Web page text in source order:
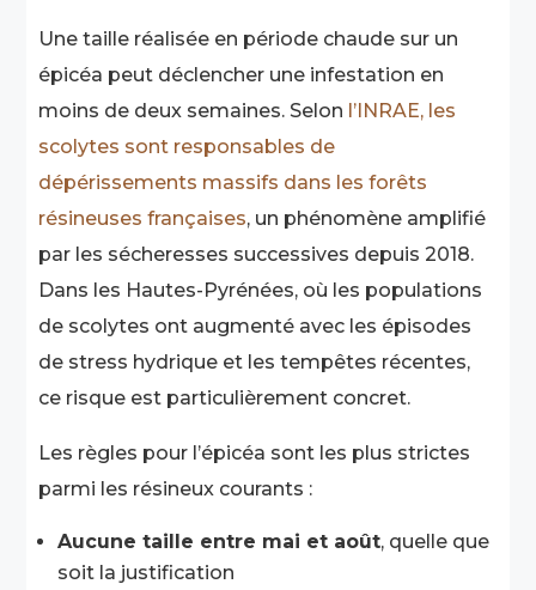
Une taille réalisée en période chaude sur un
épicéa peut déclencher une infestation en
moins de deux semaines. Selon l’INRAE, les
scolytes sont responsables de
dépérissements massifs dans les forêts
résineuses françaises, un phénomène amplifié
par les sécheresses successives depuis 2018.
Dans les Hautes-Pyrénées, où les populations
de scolytes ont augmenté avec les épisodes
de stress hydrique et les tempêtes récentes,
ce risque est particulièrement concret.
Les règles pour l’épicéa sont les plus strictes
parmi les résineux courants :
Aucune taille entre mai et août, quelle que
soit la justification